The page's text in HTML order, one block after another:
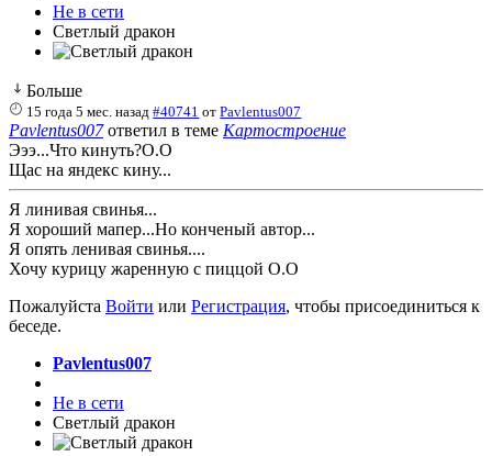
Не в сети
Светлый дракон
Больше
15 года 5 мес. назад #40741 отPavlentus007
Pavlentus007ответил в теме Картостроение
Эээ...Что кинуть?О.О
Щас на яндекс кину...
Я линивая свинья...
Я хороший мапер...Но конченый автор...
Я опять ленивая свинья....
Хочу курицу жаренную с пиццой О.О
Пожалуйста Войти или Регистрация, чтобы присоединиться к
беседе.
Pavlentus007
Не в сети
Светлый дракон